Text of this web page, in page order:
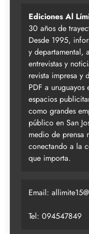
Ediciones Al
30 años de
Desde 1995,
y departamental,
entrevistas y
revista impresa y
PDF a
espacios
como grandes
público en San
medio de prensa
conectando a la
que importa.
Email:
Tel: 094547849